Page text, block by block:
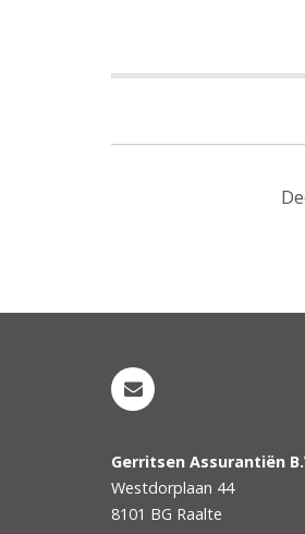
Gerritsen Assurantiën
Westdorplaan 44
8101 BG Raalte